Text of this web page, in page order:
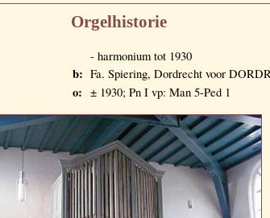
Orgelhistorie
- harmonium tot 1930
b: Fa. Spiering, Dordrecht voor
o: ± 1930; Pn I vp: Man 5-Ped 1